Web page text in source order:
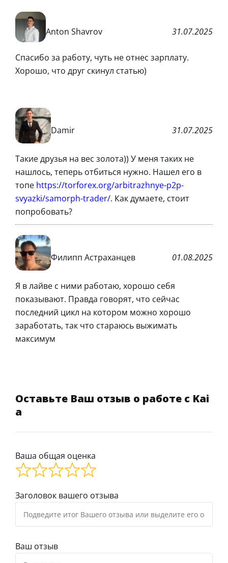
Anton Shavrov 31.07.2025
Спасибо за работу, чуть не отнес зарплату.
Хорошо, что друг скинул статью)
Damir 31.07.2025
Такие друзья на вес золота)) У меня таких не
нашлось, теперь отбиться нужно. Нашел его в
топе https://torforex.org/arbitrazhnye-p2p-
svyazki/samorph-trader/. Как думаете, стоит
попробовать?
Филипп Астраханцев 01.08.2025
Я в лайве с ними работаю, хорошо себя
показывают. Правда говорят, что сейчас
последний цикл на котором можно хорошо
заработать, так что стараюсь выжимать
максимум
Оставьте Ваш отзыв о работе с Kai
a
Ваша общая оценка
Заголовок вашего отзыва
Ваш отзыв